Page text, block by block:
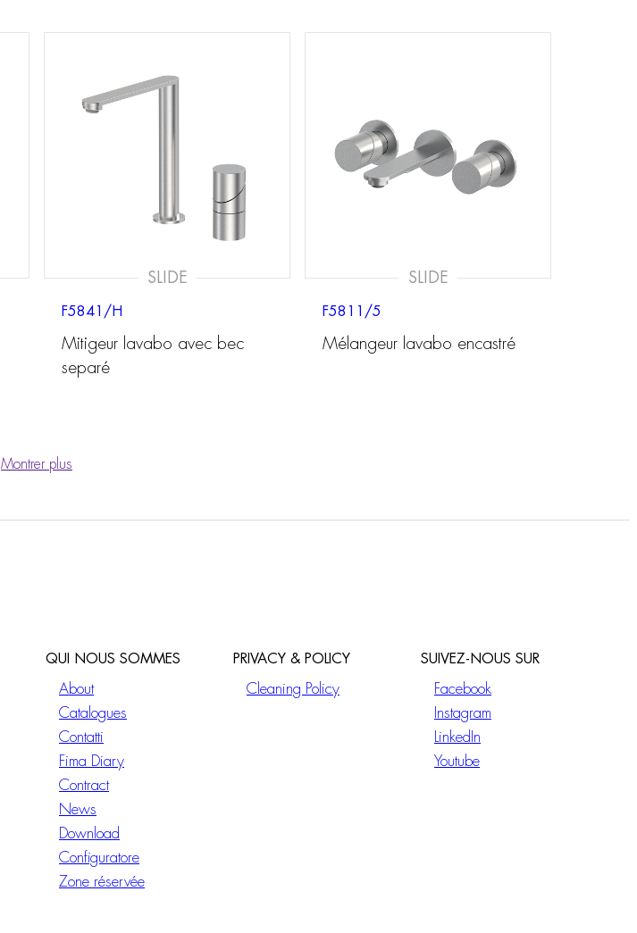
SLIDE
F5841/H
Mitigeur lavabo avec bec
separé
SLIDE
F5811/5
Mélangeur lavabo encastré
Montrer plus
QUI NOUS SOMMES
About
Catalogues
Contatti
Fima Diary
Contract
News
Download
Configuratore
Zone réservée
PRIVACY & POLICY
Cleaning Policy
SUIVEZ-NOUS SUR
Facebook
Instagram
LinkedIn
Youtube